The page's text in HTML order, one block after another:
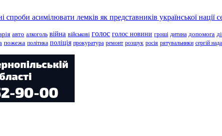
асимілювати лемків як представників української нації
авто алкоголь війна військові голос голос новини гроші дитина допомога
пожежа політика поліція прокуратура ремонт розшук росія рятувальники сергій